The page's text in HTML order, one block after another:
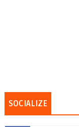
SOCIALIZE